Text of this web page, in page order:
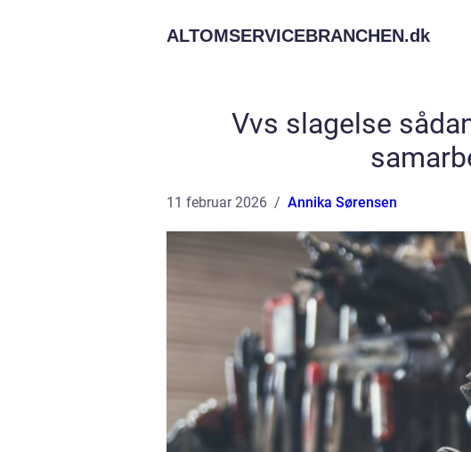
ALTOMSERVICEBRANCHEN.dk
Vvs slagelse
11 februar 2026 Annika Sørensen